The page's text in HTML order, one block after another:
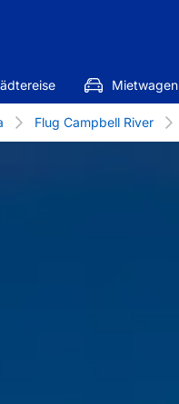
Mietwagen
Flug Campbell River